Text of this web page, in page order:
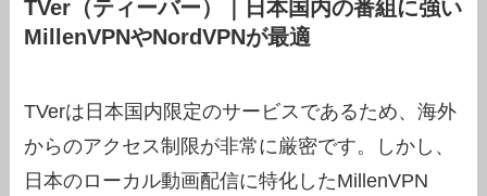
TVer（ティーバー）｜日本国内の番組に強い
MillenVPNやNordVPNが最適
TVerは日本国内限定のサービスであるため、海外
からのアクセス制限が非常に厳密です。しかし、
日本のローカル動画配信に特化したMillenVPN